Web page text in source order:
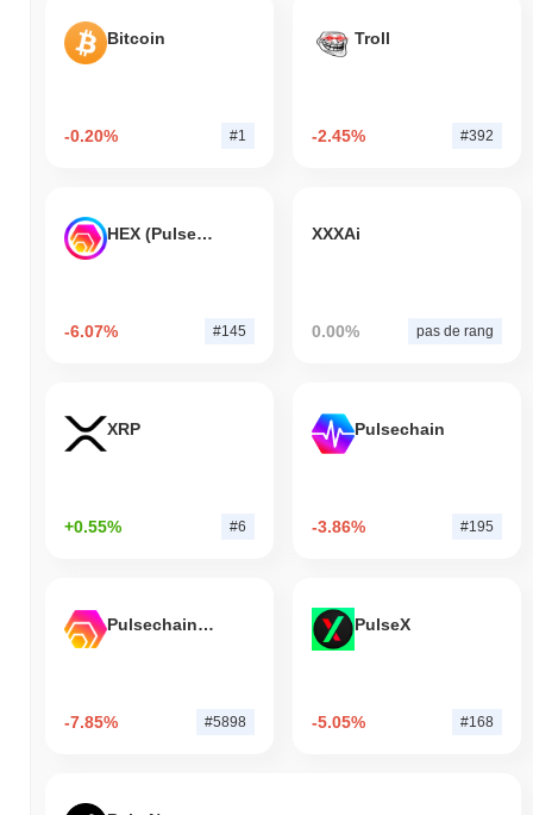
Bitcoin
-0.20% #1
Troll
-2.45% #392
HEX (Pulsechain)
-6.07% #145
XXXAi
0.00% pas de rang
XRP
+0.55% #6
Pulsechain
-3.86% #195
Pulsechain Bridged HEX (Pulsechain)
-7.85% #5898
PulseX
-5.05% #168